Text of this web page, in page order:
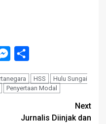
Messenger
HSS
Hulu Sungai
Penyertaan Modal
Next
Jurnalis Diinjak dan